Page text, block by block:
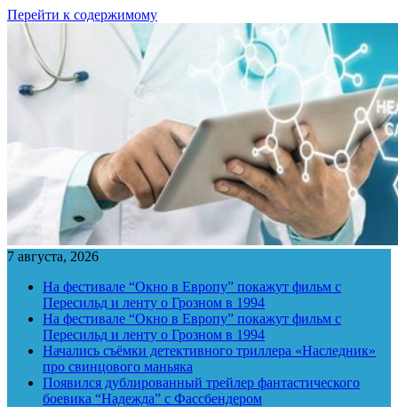
Перейти к содержимому
7 августа, 2026
На фестивале “Окно в Европу” покажут фильм с
Пересильд и ленту о Грозном в 1994
На фестивале “Окно в Европу” покажут фильм с
Пересильд и ленту о Грозном в 1994
Начались съёмки детективного триллера «Наследник»
про свинцового маньяка
Появился дублированный трейлер фантастического
боевика “Надежда” с Фассбендером